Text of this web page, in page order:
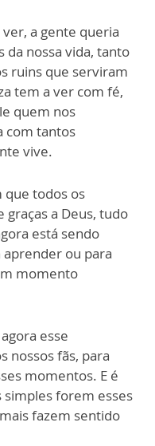
a gente queria
nossa vida, tanto
ruins que serviram
tem a ver com fé,
quem nos
com tantos
vive.
todos os
a Deus, tudo
está sendo
ou para
momento
esse
nossos fãs, para
momentos. E é
forem esses
fazem sentido